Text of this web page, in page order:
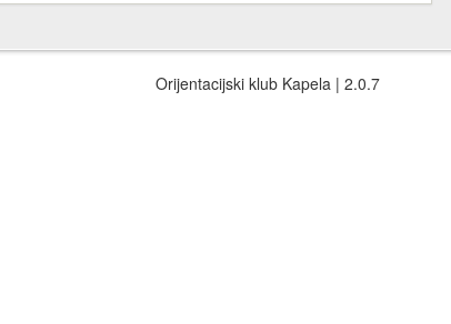
Orijentacijski klub Kapela | 2.0.7